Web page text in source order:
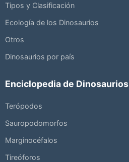
Tipos y Clasificación
Ecología de los Dinosaurios
Otros
Dinosaurios por país
Enciclopedia de Dinosaurios
Terópodos
Sauropodomorfos
Marginocéfalos
Tireóforos